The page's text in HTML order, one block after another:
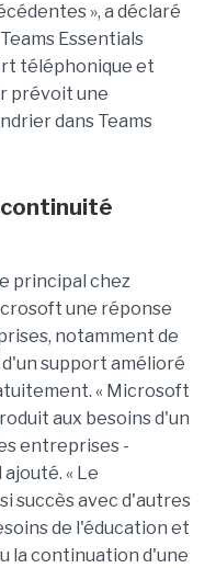
», a déclaré
Essentials
téléphonique et
prévoit une
dans Teams
continuité
principal chez
une réponse
notamment de
support amélioré
« Microsoft
aux besoins d'un
entreprises -
« Le
succès avec d'autres
de l'éducation et
la continuation d'une